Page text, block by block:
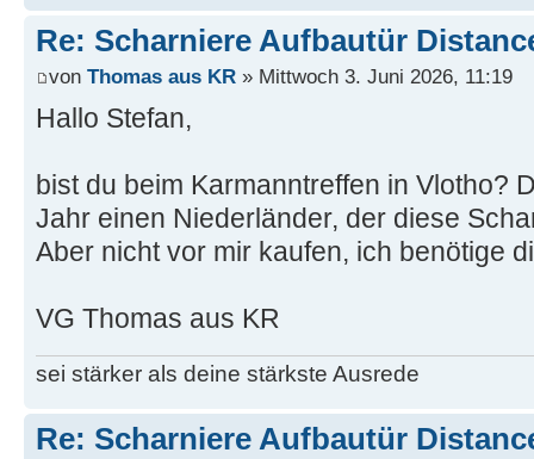
Re: Scharniere Aufbautür
von Thomas aus KR » Mittwoch 3. Juni 2026, 11:19
Hallo Stefan,
bist du beim Karmanntreffen in Vlotho?
Jahr einen Niederländer, der diese
Aber nicht vor mir kaufen, ich benötige
VG Thomas aus KR
sei stärker als deine stärkste Ausrede
Re: Scharniere Aufbautür